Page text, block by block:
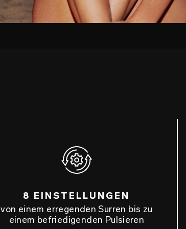
8 EINSTELLUNGEN
von einem erregenden Surren bis zu
einem befriedigenden Pulsieren